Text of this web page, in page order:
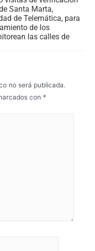
Santa Marta,
de Telemática, para
de los
las calles de
no será publicada.
con *